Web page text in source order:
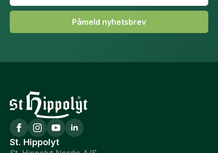
Påmeld nyhetsbrev
St. Hippolyt